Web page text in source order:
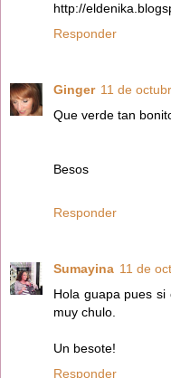
http://
Responder
Ginger 11 de
Que verde tan
Besos
Responder
Sumayina 11 de
Hola guapa pues
muy chulo.
Un besote!
Responder